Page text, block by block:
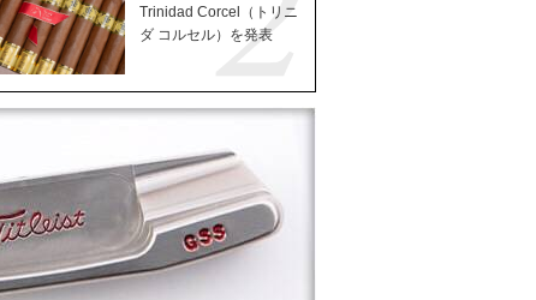
Trinidad Corcel（トリニ
ダ コルセル）を発表